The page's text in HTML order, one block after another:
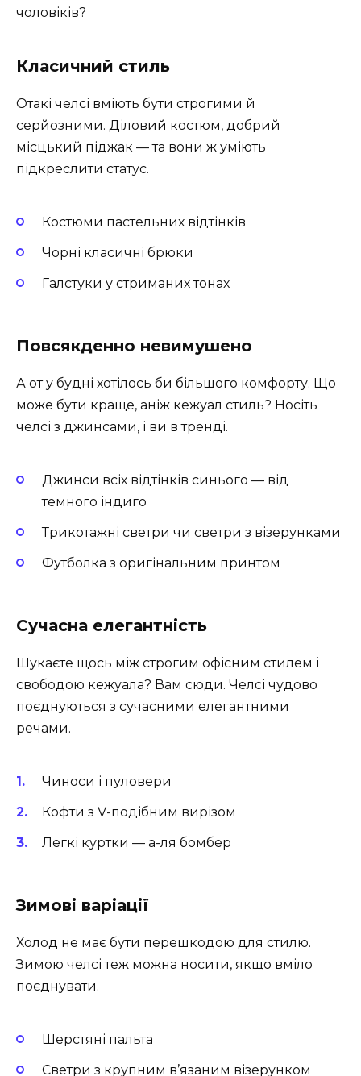
чоловіків?
Класичний стиль
Отакі челсі вміють бути строгими й
серйозними. Діловий костюм, добрий
місцький піджак — та вони ж уміють
підкреслити статус.
Костюми пастельних відтінків
Чорні класичні брюки
Галстуки у стриманих тонах
Повсякденно невимушено
А от у будні хотілось би більшого комфорту. Що
може бути краще, аніж кежуал стиль? Носіть
челсі з джинсами, і ви в тренді.
Джинси всіх відтінків синього — від
темного індиго
Трикотажні светри чи светри з візерунками
Футболка з оригінальним принтом
Сучасна елегантність
Шукаєте щось між строгим офісним стилем і
свободою кежуала? Вам сюди. Челсі чудово
поєднуються з сучасними елегантними
речами.
Чиноси і пуловери
Кофти з V-подібним вирізом
Легкі куртки — а-ля бомбер
Зимові варіації
Холод не має бути перешкодою для стилю.
Зимою челсі теж можна носити, якщо вміло
поєднувати.
Шерстяні пальта
Светри з крупним в’язаним візерунком